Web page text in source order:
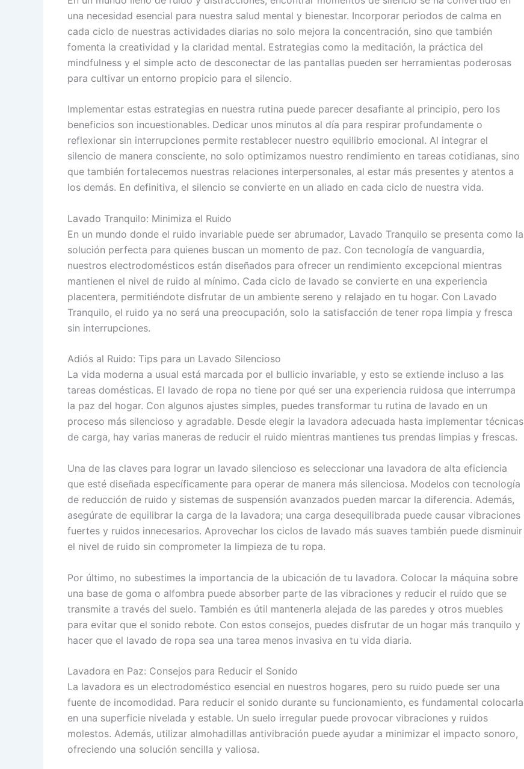
una necesidad esencial para nuestra salud mental y bienestar. Incorporar periodos de calma en
cada ciclo de nuestras actividades diarias no solo mejora la concentración, sino que también
fomenta la creatividad y la claridad mental. Estrategias como la meditación, la práctica del
mindfulness y el simple acto de desconectar de las pantallas pueden ser herramientas poderosas
para cultivar un entorno propicio para el silencio.
Implementar estas estrategias en nuestra rutina puede parecer desafiante al principio, pero los
beneficios son incuestionables. Dedicar unos minutos al día para respirar profundamente o
reflexionar sin interrupciones permite restablecer nuestro equilibrio emocional. Al integrar el
silencio de manera consciente, no solo optimizamos nuestro rendimiento en tareas cotidianas, sino
que también fortalecemos nuestras relaciones interpersonales, al estar más presentes y atentos a
los demás. En definitiva, el silencio se convierte en un aliado en cada ciclo de nuestra vida.
Lavado Tranquilo: Minimiza el Ruido
En un mundo donde el ruido invariable puede ser abrumador, Lavado Tranquilo se presenta como la
solución perfecta para quienes buscan un momento de paz. Con tecnología de vanguardia,
nuestros electrodomésticos están diseñados para ofrecer un rendimiento excepcional mientras
mantienen el nivel de ruido al mínimo. Cada ciclo de lavado se convierte en una experiencia
placentera, permitiéndote disfrutar de un ambiente sereno y relajado en tu hogar. Con Lavado
Tranquilo, el ruido ya no será una preocupación, solo la satisfacción de tener ropa limpia y fresca
sin interrupciones.
Adiós al Ruido: Tips para un Lavado Silencioso
La vida moderna a usual está marcada por el bullicio invariable, y esto se extiende incluso a las
tareas domésticas. El lavado de ropa no tiene por qué ser una experiencia ruidosa que interrumpa
la paz del hogar. Con algunos ajustes simples, puedes transformar tu rutina de lavado en un
proceso más silencioso y agradable. Desde elegir la lavadora adecuada hasta implementar técnicas
de carga, hay varias maneras de reducir el ruido mientras mantienes tus prendas limpias y frescas.
Una de las claves para lograr un lavado silencioso es seleccionar una lavadora de alta eficiencia
que esté diseñada específicamente para operar de manera más silenciosa. Modelos con tecnología
de reducción de ruido y sistemas de suspensión avanzados pueden marcar la diferencia. Además,
asegúrate de equilibrar la carga de la lavadora; una carga desequilibrada puede causar vibraciones
fuertes y ruidos innecesarios. Aprovechar los ciclos de lavado más suaves también puede disminuir
el nivel de ruido sin comprometer la limpieza de tu ropa.
Por último, no subestimes la importancia de la ubicación de tu lavadora. Colocar la máquina sobre
una base de goma o alfombra puede absorber parte de las vibraciones y reducir el ruido que se
transmite a través del suelo. También es útil mantenerla alejada de las paredes y otros muebles
para evitar que el sonido rebote. Con estos consejos, puedes disfrutar de un hogar más tranquilo y
hacer que el lavado de ropa sea una tarea menos invasiva en tu vida diaria.
Lavadora en Paz: Consejos para Reducir el Sonido
La lavadora es un electrodoméstico esencial en nuestros hogares, pero su ruido puede ser una
fuente de incomodidad. Para reducir el sonido durante su funcionamiento, es fundamental colocarla
en una superficie nivelada y estable. Un suelo irregular puede provocar vibraciones y ruidos
molestos. Además, utilizar almohadillas antivibración puede ayudar a minimizar el impacto sonoro,
ofreciendo una solución sencilla y valiosa.